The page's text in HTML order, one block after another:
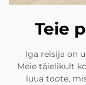
Teie
Iga reisija on
Meie täielikult
luua toote,